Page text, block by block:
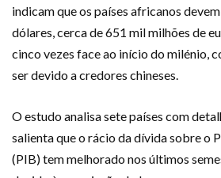
indicam que os países africanos
dólares, cerca de 651 mil milhões de
cinco vezes face ao início do milénio,
ser devido a credores chineses.
O estudo analisa sete países com
salienta que o rácio da dívida sobre o
(PIB) tem melhorado nos últimos